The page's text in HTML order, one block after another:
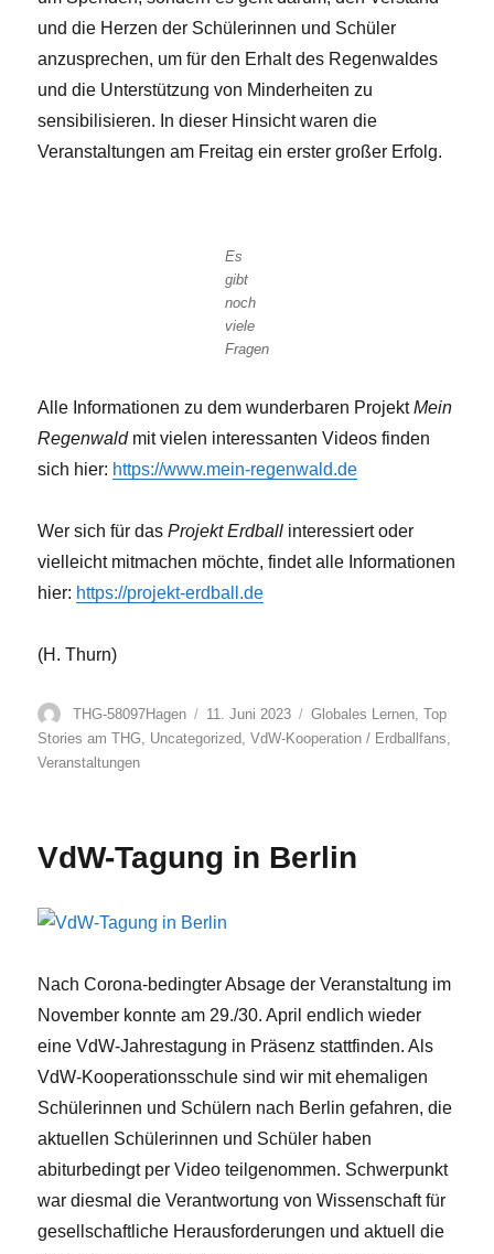
und die Herzen der Schülerinnen und Schüler
anzusprechen, um für den Erhalt des Regenwaldes
und die Unterstützung von Minderheiten zu
sensibilisieren. In dieser Hinsicht waren die
Veranstaltungen am Freitag ein erster großer Erfolg.
Es
gibt
noch
viele
Fragen
Alle Informationen zu dem wunderbaren ProjektMein
Regenwaldmit vielen interessanten Videos finden
sich hier: https://www.mein-regenwald.de
Wer sich für dasProjekt Erdball interessiert oder
vielleicht mitmachen möchte, findet alle Informationen
hier: https://projekt-erdball.de
(H. Thurn)
Autor
THG-58097Hagen
Veröffentlicht
am
11. Juni 2023 Kategorien
Globales Lernen ,Top
Stories am THG
Uncategorized ,VdW-Kooperation / Erdballfans
Veranstaltungen
VdW-Tagung in Berlin
Nach Corona-bedingter Absage der Veranstaltung im
November konnte am 29./30. April endlich wieder
eine VdW-Jahrestagung in Präsenz stattfinden. Als
VdW-Kooperationsschule sind wir mit ehemaligen
Schülerinnen und Schülern nach Berlin gefahren, die
aktuellen Schülerinnen und Schüler haben
abiturbedingt per Video teilgenommen. Schwerpunkt
war diesmal die Verantwortung von Wissenschaft für
gesellschaftliche Herausforderungen und aktuell die